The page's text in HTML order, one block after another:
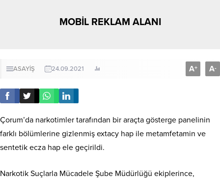
MOBİL REKLAM ALANI
ASAYİŞ 24.09.2021 A+ A-
Çorum’da narkotimler tarafından bir araçta gösterge panelinin
farklı bölümlerine gizlenmiş extacy hap ile metamfetamin ve
sentetik ecza hap ele geçirildi.
Narkotik Suçlarla Mücadele Şube Müdürlüğü ekiplerince,